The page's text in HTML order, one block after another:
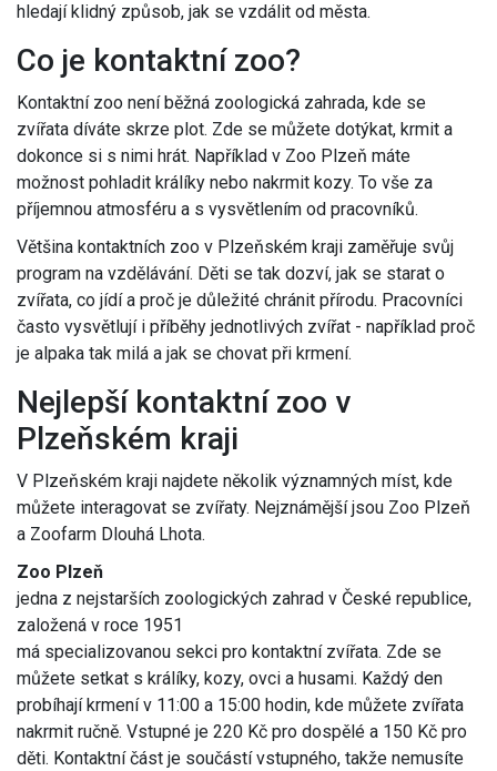
hledají klidný způsob, jak se vzdálit od města.
Co je kontaktní zoo?
Kontaktní zoo není běžná zoologická zahrada, kde se
zvířata díváte skrze plot. Zde se můžete dotýkat, krmit a
dokonce si s nimi hrát. Například v Zoo Plzeň máte
možnost pohladit králíky nebo nakrmit kozy. To vše za
příjemnou atmosféru a s vysvětlením od pracovníků.
Většina kontaktních zoo v Plzeňském kraji zaměřuje svůj
program na vzdělávání. Děti se tak dozví, jak se starat o
zvířata, co jídí a proč je důležité chránit přírodu. Pracovníci
často vysvětlují i příběhy jednotlivých zvířat - například proč
je alpaka tak milá a jak se chovat při krmení.
Nejlepší kontaktní zoo v
Plzeňském kraji
V Plzeňském kraji najdete několik významných míst, kde
můžete interagovat se zvířaty. Nejznámější jsou Zoo Plzeň
a Zoofarm Dlouhá Lhota.
Zoo Plzeň
jedna z nejstarších zoologických zahrad v České republice,
založená v roce 1951
má specializovanou sekci pro kontaktní zvířata. Zde se
můžete setkat s králíky, kozy, ovci a husami. Každý den
probíhají krmení v 11:00 a 15:00 hodin, kde můžete zvířata
nakrmit ručně. Vstupné je 220 Kč pro dospělé a 150 Kč pro
děti. Kontaktní část je součástí vstupného, takže nemusíte